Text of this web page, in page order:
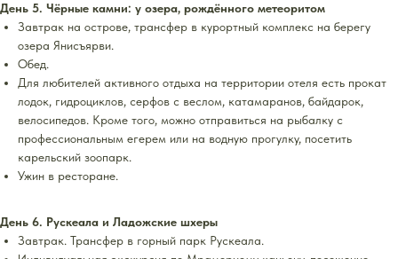
День 5. Чёрные камни: у озера, рождённого метеоритом
Завтрак на острове, трансфер в курортный комплекс на берегу
озера Янисъярви.
Обед.
Для любителей активного отдыха на территории отеля есть прокат
лодок, гидроциклов, серфов с веслом, катамаранов, байдарок,
велосипедов. Кроме того, можно отправиться на рыбалку с
профессиональным егерем или на водную прогулку, посетить
карельский зоопарк.
Ужин в ресторане.
День 6. Рускеала и Ладожские шхеры
Завтрак. Трансфер в горный парк Рускеала.